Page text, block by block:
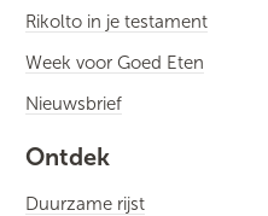
Rikolto in je testament
Week voor Goed Eten
Nieuwsbrief
Ontdek
Duurzame rijst